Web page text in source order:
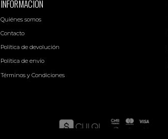
INFORMACIÓN
Quiénes somos
Contacto
Política de devolución
Política de envío
Términos y Condiciones